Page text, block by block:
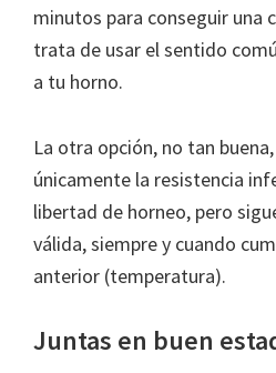
minutos para conseguir una
trata de usar el sentido
a tu horno.
La otra opción, no tan
únicamente la resistencia
libertad de horneo, pero
válida, siempre y cuando
anterior (temperatura).
Juntas en buen